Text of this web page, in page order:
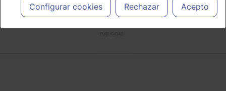
cada caso concreto, el tratamiento más adecuado a las
necesidades del paciente.
Configurar cookies Rechazar Acepto